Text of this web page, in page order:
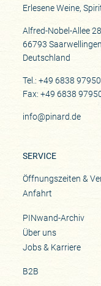
Erlesene Weine,
Alfred-Nobel-Allee
66793
Deutschland
Tel.: +49 6838
Fax: +49 6838
info@pinard.de
SERVICE
Öffnungszeiten &
Anfahrt
PINwand-Archiv
Über uns
Jobs & Karriere
B2B